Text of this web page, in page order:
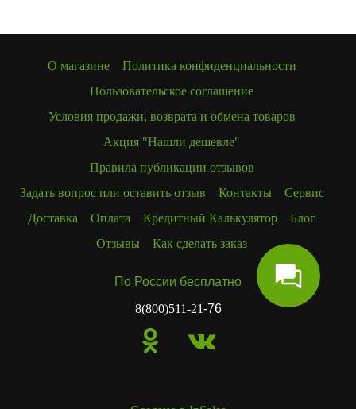
О магазине
Политика конфиденциальности
Пользовательское соглашение
Условия продажи, возврата и обмена товаров
Акция "Нашли дешевле"
Правила публикации отзывов
Задать вопрос или оставить отзыв
Контакты
Сервис
Доставка
Оплата Кредитный Калькулятор
Блог
Отзывы
Как сделать заказ
По России бесплатно
8(800)511-21-76